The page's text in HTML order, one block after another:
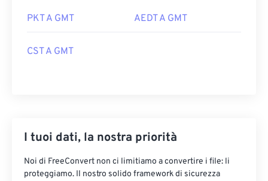
PKT A GMT AEDT A GMT
CST A GMT
I tuoi dati, la nostra priorità
Noi di FreeConvert non ci limitiamo a convertire i file: li
proteggiamo. Il nostro solido framework di sicurezza